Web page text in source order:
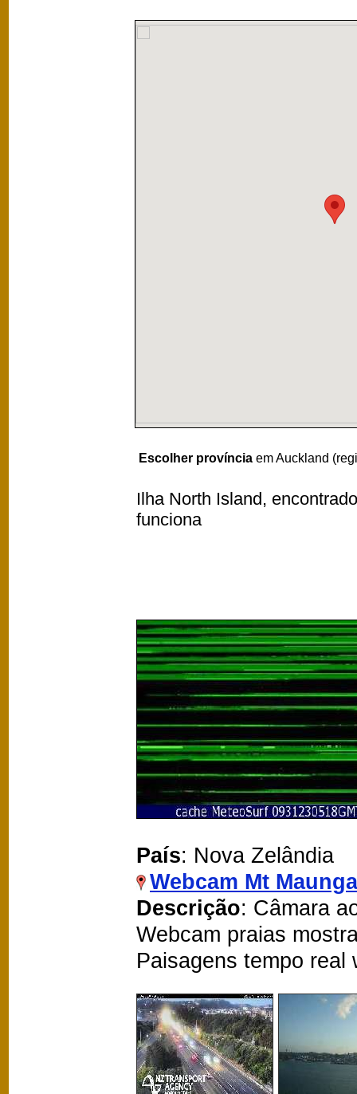
Escolher província em Auckland
Ilha North Island,
funciona
País: Nova Zelândia
Webcam Mt
Descrição: Câmara
Webcam praias
Paisagens tempo real